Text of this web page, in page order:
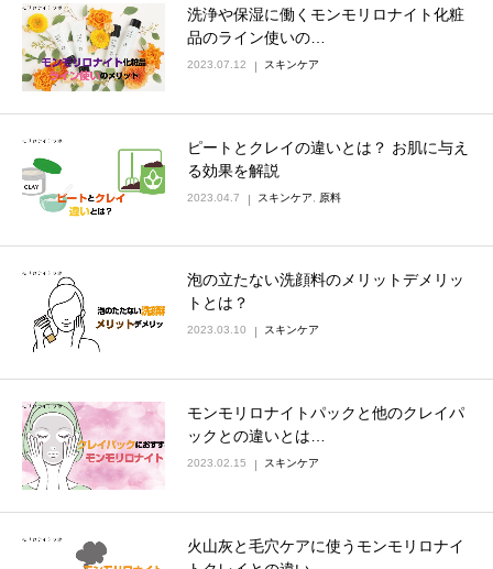
洗浄や保湿に働くモンモリロナイト化粧
品のライン使いの…
2023.07.12 スキンケア
ピートとクレイの違いとは？ お肌に与え
る効果を解説
2023.04.7 スキンケア 原料
泡の立たない洗顔料のメリットデメリッ
トとは？
2023.03.10 スキンケア
モンモリロナイトパックと他のクレイパ
ックとの違いとは…
2023.02.15 スキンケア
火山灰と毛穴ケアに使うモンモリロナイ